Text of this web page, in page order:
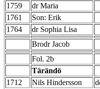
1759
dr Maria
1761
Son: Erik
1764
dr Sophia Lisa
Brodr Jacob
Fol. 2b
Tärändö
1712
Nils Hindersson